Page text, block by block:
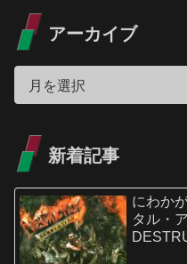
アーカイブ
新着記事
にわか
タル・